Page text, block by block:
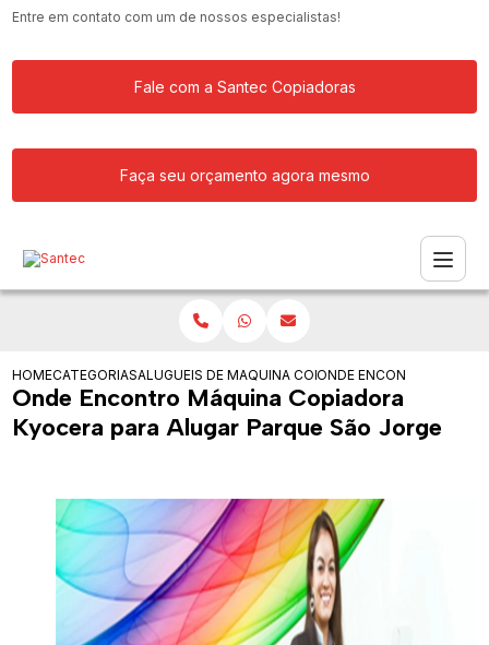
Entre em contato com um de nossos especialistas!
Fale com a Santec Copiadoras
Faça seu orçamento agora mesmo
HOMECATEGORIASALUGUEIS DE COPIADORASMAQUINA COPIADORA PARA ALUGAR
ONDE ENCONTRO
Onde Encontro Máquina Copiadora
Kyocera para Alugar Parque São Jorge